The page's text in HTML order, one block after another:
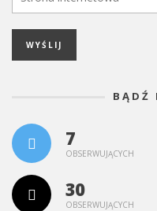
BĄDŹ
7
OBSERWUJĄCYCH
30
OBSERWUJĄCYCH